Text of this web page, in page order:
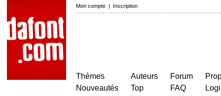
Mon compte | Inscription
Thèmes
Nouveautés
Auteurs
Top
Forum
FAQ